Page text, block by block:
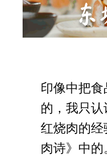
东
印像中把
的，我只
红烧肉的
肉诗》中的